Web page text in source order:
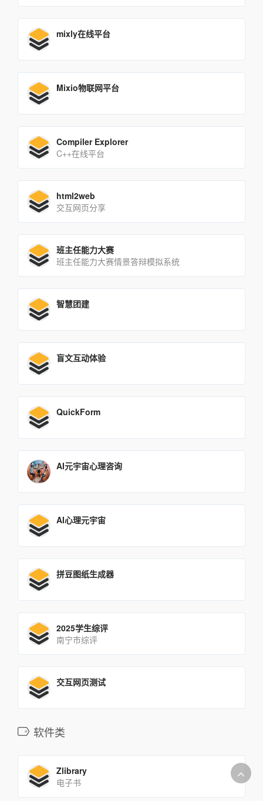
mixly在线平台
Mixio物联网平台
Compiler Explorer
C++在线平台
html2web
交互网页分享
班主任能力大赛
班主任能力大赛情景答辩模拟系统
智慧团建
盲文互动体验
QuickForm
AI元宇宙心理咨询
AI心理元宇宙
拼豆图纸生成器
2025学生综评
南宁市综评
交互网页测试
软件类
Zlibrary
电子书